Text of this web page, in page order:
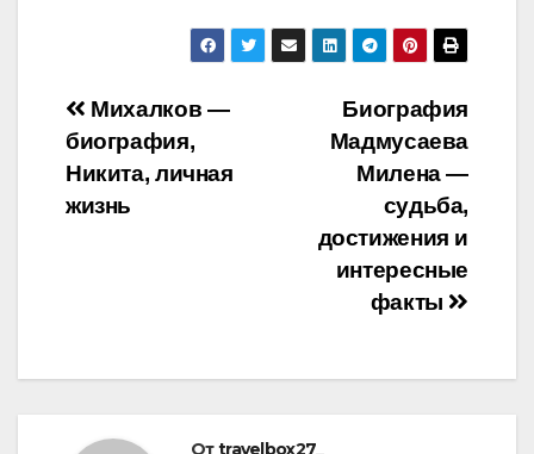
Навигация
по
записям
Биография
Мадмусаева
Милена —
судьба,
достижения и
интересные
факты
Михалков —
биография,
Никита, личная
жизнь